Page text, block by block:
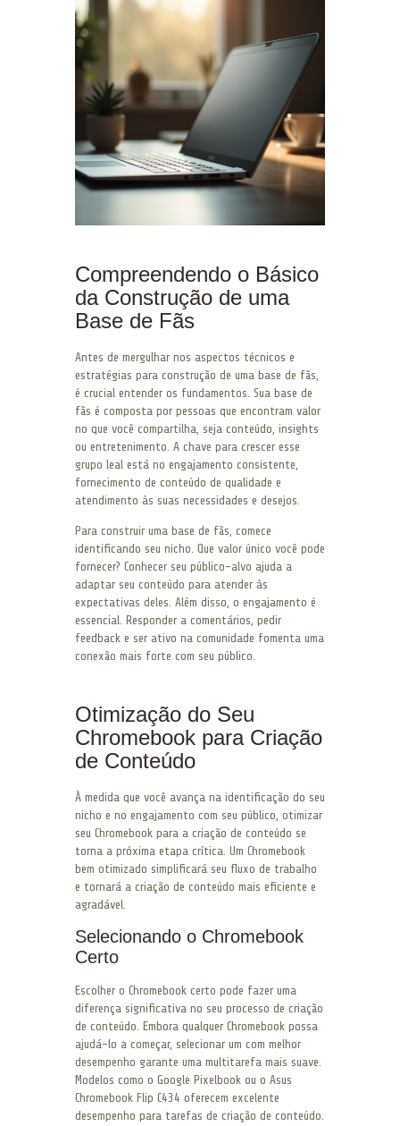
Compreendendo o Básico
da Construção de uma
Base de Fãs
Antes de mergulhar nos aspectos técnicos e
estratégias para construção de uma base de fãs,
é crucial entender os fundamentos. Sua base de
fãs é composta por pessoas que encontram valor
no que você compartilha, seja conteúdo, insights
ou entretenimento. A chave para crescer esse
grupo leal está no engajamento consistente,
fornecimento de conteúdo de qualidade e
atendimento às suas necessidades e desejos.
Para construir uma base de fãs, comece
identificando seu nicho. Que valor único você pode
fornecer? Conhecer seu público-alvo ajuda a
adaptar seu conteúdo para atender às
expectativas deles. Além disso, o engajamento é
essencial. Responder a comentários, pedir
feedback e ser ativo na comunidade fomenta uma
conexão mais forte com seu público.
Otimização do Seu
Chromebook para Criação
de Conteúdo
À medida que você avança na identificação do seu
nicho e no engajamento com seu público, otimizar
seu Chromebook para a criação de conteúdo se
torna a próxima etapa crítica. Um Chromebook
bem otimizado simplificará seu fluxo de trabalho
e tornará a criação de conteúdo mais eficiente e
agradável.
Selecionando o Chromebook
Certo
Escolher o Chromebook certo pode fazer uma
diferença significativa no seu processo de criação
de conteúdo. Embora qualquer Chromebook possa
ajudá-lo a começar, selecionar um com melhor
desempenho garante uma multitarefa mais suave.
Modelos como o Google Pixelbook ou o Asus
Chromebook Flip C434 oferecem excelente
desempenho para tarefas de criação de conteúdo.